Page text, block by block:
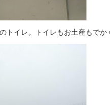
トイレ。トイレもお土産もでか